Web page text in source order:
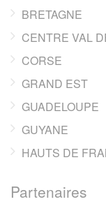
BRETAGNE
CENTRE VAL
CORSE
GRAND EST
GUADELOUPE
GUYANE
HAUTS DE
Partenaires